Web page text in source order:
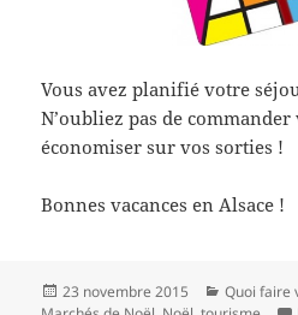
Vous avez planifié votre
N’oubliez pas de commander
économiser sur vos sorties !
Bonnes vacances en Alsace !
Publié
23 novembre 2015 Catégories
Quoi faire